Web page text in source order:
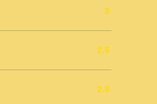
2
2,5
2,5